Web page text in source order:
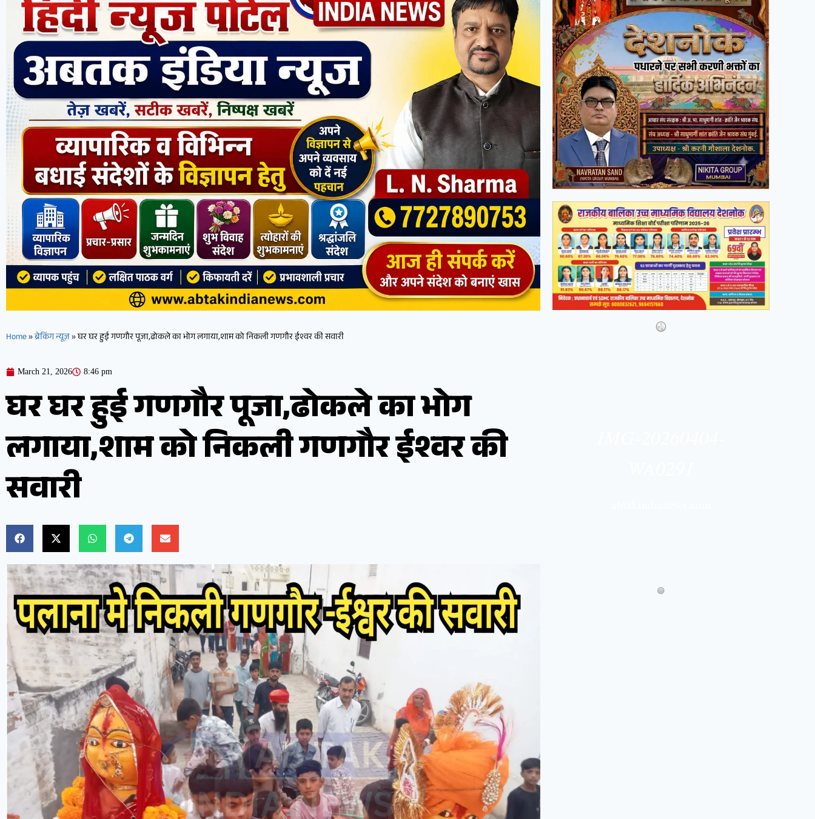
Home»ब्रेकिंग न्यूज़»घर घर हुई गणगौर पूजा,ढोकले का भोग लगाया,शाम को निकली गणगौर ईश्वर की सवारी
March 21, 2026 8:46 pm
घर घर हुई गणगौर पूजा,ढोकले का भोग
लगाया,शाम को निकली गणगौर ईश्वर की
सवारी